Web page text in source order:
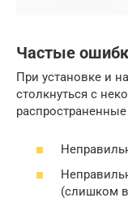
Частые
При установке и
столкнуться с
(слишком